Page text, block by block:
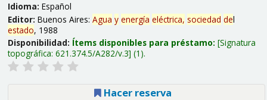
Idioma: Español
Editor: Buenos Aires: Agua y energía eléctrica, sociedad del
estado, 1988
Disponibilidad: Ítems disponibles para préstamo: Signatura
topográfica: 621.374.5/A282/v.3 (1).
Hacer reserva